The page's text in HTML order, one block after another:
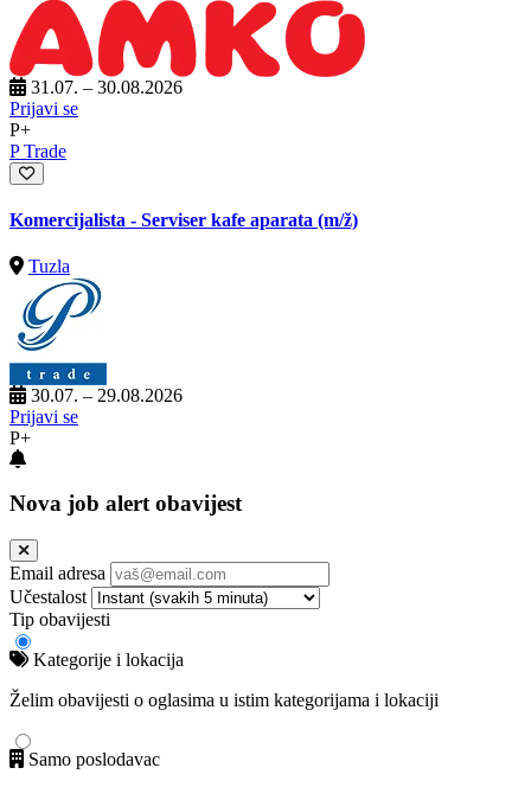
31.07. – 30.08.2026
Prijavi se
P+
P Trade
Komercijalista - Serviser kafe aparata (m/ž)
Tuzla
30.07. – 29.08.2026
Prijavi se
P+
Nova job alert obavijest
Email adresa
Učestalost
Tip obavijesti
Kategorije i lokacija
Želim obavijesti o oglasima u istim kategorijama i lokaciji
Samo poslodavac